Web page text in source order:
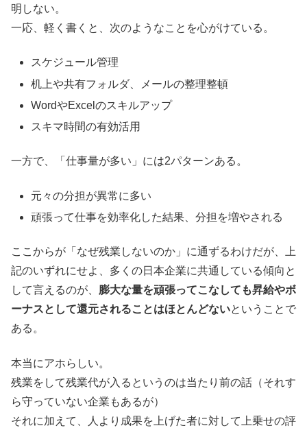
明しない。
一応、軽く書くと、次のようなことを心がけている。
スケジュール管理
机上や共有フォルダ、メールの整理整頓
WordやExcelのスキルアップ
スキマ時間の有効活用
一方で、「仕事量が多い」には2パターンある。
元々の分担が異常に多い
頑張って仕事を効率化した結果、分担を増やされる
ここからが「なぜ残業しないのか」に通ずるわけだが、上
記のいずれにせよ、多くの日本企業に共通している傾向と
して言えるのが、 膨大な量を頑張ってこなしても昇給やボ
ーナスとして還元されることはほとんどないということで
ある。
本当にアホらしい。
残業をして残業代が入るというのは当たり前の話（それす
ら守っていない企業もあるが）
それに加えて、人より成果を上げた者に対して上乗せの評